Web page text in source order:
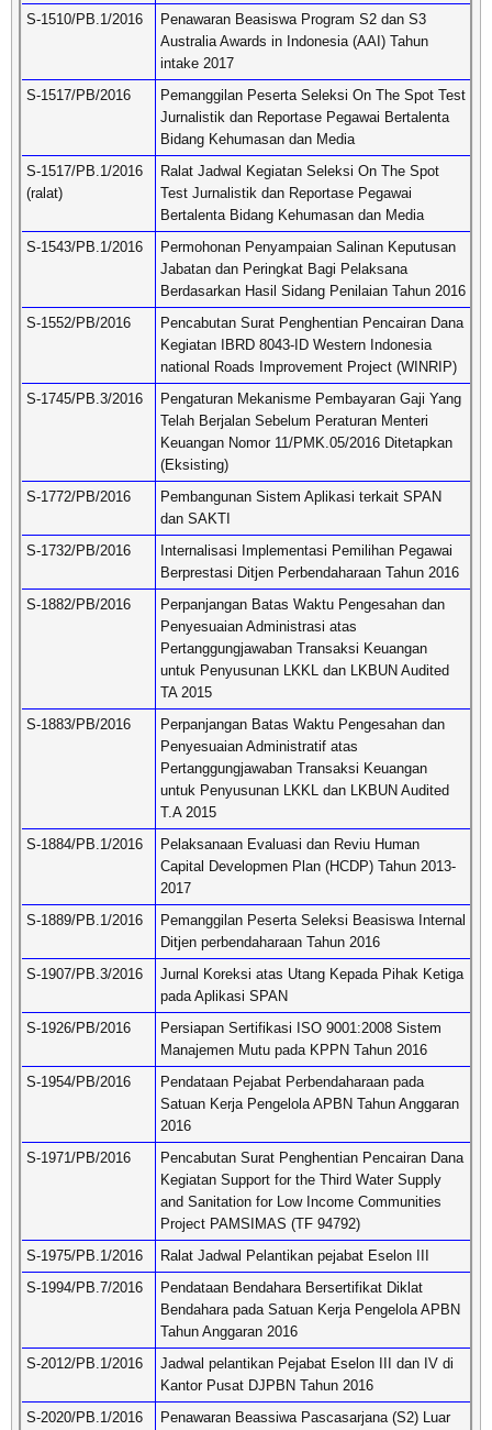
S-1510/PB.1/2016
Penawaran Beasiswa Program S2 dan S3
Australia Awards in Indonesia (AAI) Tahun
intake 2017
S-1517/PB/2016
Pemanggilan Peserta Seleksi On The Spot Test
Jurnalistik dan Reportase Pegawai Bertalenta
Bidang Kehumasan dan Media
S-1517/PB.1/2016
(ralat)
Ralat Jadwal Kegiatan Seleksi On The Spot
Test Jurnalistik dan Reportase Pegawai
Bertalenta Bidang Kehumasan dan Media
S-1543/PB.1/2016
Permohonan Penyampaian Salinan Keputusan
Jabatan dan Peringkat Bagi Pelaksana
Berdasarkan Hasil Sidang Penilaian Tahun 2016
S-1552/PB/2016
Pencabutan Surat Penghentian Pencairan Dana
Kegiatan IBRD 8043-ID Western Indonesia
national Roads Improvement Project (WINRIP)
S-1745/PB.3/2016
Pengaturan Mekanisme Pembayaran Gaji Yang
Telah Berjalan Sebelum Peraturan Menteri
Keuangan Nomor 11/PMK.05/2016 Ditetapkan
(Eksisting)
S-1772/PB/2016
Pembangunan Sistem Aplikasi terkait SPAN
dan SAKTI
S-1732/PB/2016
Internalisasi Implementasi Pemilihan Pegawai
Berprestasi Ditjen Perbendaharaan Tahun 2016
S-1882/PB/2016
Perpanjangan Batas Waktu Pengesahan dan
Penyesuaian Administrasi atas
Pertanggungjawaban Transaksi Keuangan
untuk Penyusunan LKKL dan LKBUN Audited
TA 2015
S-1883/PB/2016
Perpanjangan Batas Waktu Pengesahan dan
Penyesuaian Administratif atas
Pertanggungjawaban Transaksi Keuangan
untuk Penyusunan LKKL dan LKBUN Audited
T.A 2015
S-1884/PB.1/2016
Pelaksanaan Evaluasi dan Reviu Human
Capital Developmen Plan (HCDP) Tahun 2013-
2017
S-1889/PB.1/2016
Pemanggilan Peserta Seleksi Beasiswa Internal
Ditjen perbendaharaan Tahun 2016
S-1907/PB.3/2016
Jurnal Koreksi atas Utang Kepada Pihak Ketiga
pada Aplikasi SPAN
S-1926/PB/2016
Persiapan Sertifikasi ISO 9001:2008 Sistem
Manajemen Mutu pada KPPN Tahun 2016
S-1954/PB/2016
Pendataan Pejabat Perbendaharaan pada
Satuan Kerja Pengelola APBN Tahun Anggaran
2016
S-1971/PB/2016
Pencabutan Surat Penghentian Pencairan Dana
Kegiatan Support for the Third Water Supply
and Sanitation for Low Income Communities
Project PAMSIMAS (TF 94792)
S-1975/PB.1/2016
Ralat Jadwal Pelantikan pejabat Eselon III
S-1994/PB.7/2016
Pendataan Bendahara Bersertifikat Diklat
Bendahara pada Satuan Kerja Pengelola APBN
Tahun Anggaran 2016
S-2012/PB.1/2016
Jadwal pelantikan Pejabat Eselon III dan IV di
Kantor Pusat DJPBN Tahun 2016
S-2020/PB.1/2016
Penawaran Beassiwa Pascasarjana (S2) Luar